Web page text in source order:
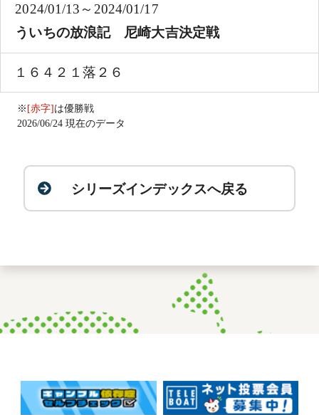
2024/01/13～2024/01/17
ういちの放浪記 尼崎大吉決定戦
１６４２１落２６
※[赤字]は優勝戦
2026/06/24 現在のデータ
シリーズインデックスへ戻る